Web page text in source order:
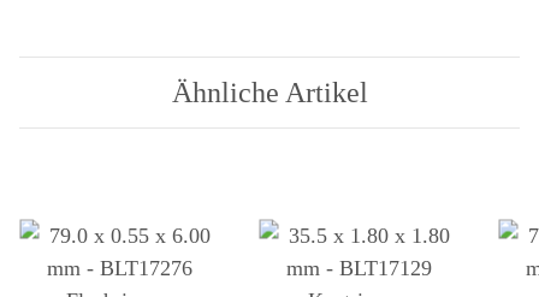
Ähnliche Artikel